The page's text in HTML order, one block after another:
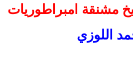
مشنقة امبراطوريات
اللوزي